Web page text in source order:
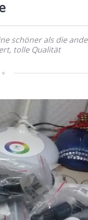
schöner als die